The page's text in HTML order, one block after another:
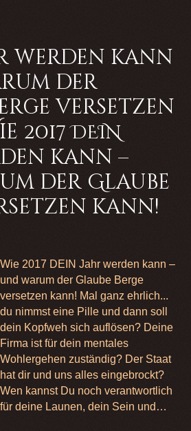
werden kann
der
versetzen
2017DEIN
kann –
der Glaube
kann!
Wie 2017 DEIN Jahr werden kann –
und warum der Glaube Berge
versetzen kann! Mal ganz ehrlich...
du nimmst eine Pille und dann soll
dein Kopfweh sich auflösen? Deine
Firma ist für dein mentales
Wohlergehen zuständig? Der Staat
hat dir und uns alles eingebrockt?
Wen kannst Du noch verantwortlich
für deine Launen, dein Sein und…